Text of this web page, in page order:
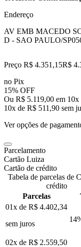
Endereço
AV EMB MACEDO
D - SAO PAULO/SP
Preço R$ 4.351,15R$
no Pix
15% OFF
Ou R$ 5.119,00 em
10x de R$ 511,90 sem
Ver opções de
Parcelamento
Cartão Luiza
Cartão de crédito
Tabela de parcelas de
crédito
Parcelas
01x de R$ 4.402,34
sem juros
14
02x de R$ 2.559,50